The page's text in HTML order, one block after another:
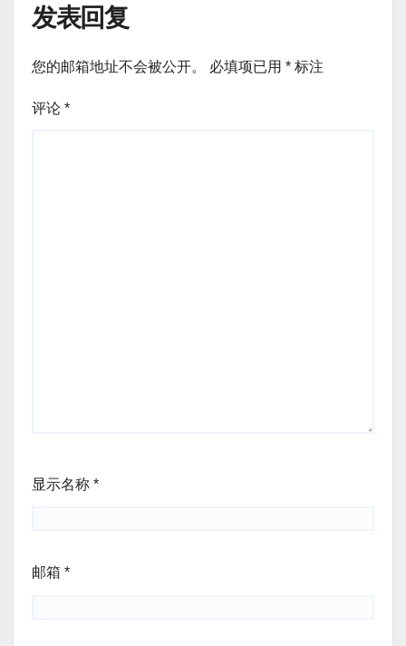
发表回复
您的邮箱地址不会被公开。 必填项已用 * 标注
评论 *
显示名称 *
邮箱 *